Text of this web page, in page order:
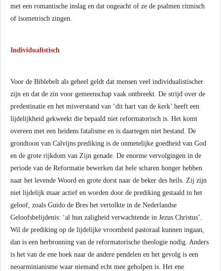
met een romantische inslag en dat ongeacht of ze de psalmen ritmisch
of isometrisch zingen.
Individualistisch
Voor de Biblebelt als geheel geldt dat mensen veel individualistischer
zijn en dat de zin voor gemeenschap vaak ontbreekt. De strijd over de
predestinatie en het misverstand van ‘dit hart van de kerk’ heeft een
lijdelijkheid gekweekt die bepaald niet reformatorisch is. Het komt
overeen met een heidens fatalisme en is daartegen niet bestand. De
grondtoon van Calvijns prediking is de onmetelijke goedheid van God
en de grote rijkdom van Zijn genade. De enorme vervolgingen in de
periode van de Reformatie bewerken dat hele scharen honger hebben
naar het levende Woord en grote dorst naar de beker des heils. Zij zijn
niet lijdelijk maar actief en worden door de prediking gestaald in het
geloof, zoals Guido de Bres het vertolkte in de Nederlandse
Geloofsbelijdenis: ‘al hun zaligheid verwachtende in Jezus Christus’.
Wil de prediking op de lijdelijke vroomheid pastoraal kunnen ingaan,
dan is een herbronning van de reformatorische theologie nodig. Anders
is het van de ene hoek naar de andere pendelen en het gevolg is een
neoarminianisme waar niemand echt mee geholpen is. Het ene